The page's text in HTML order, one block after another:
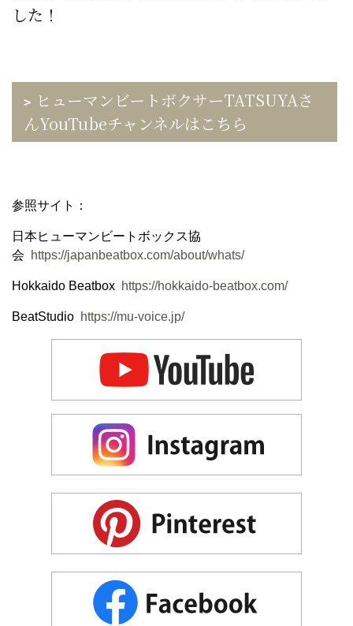
した！
ヒューマンビートボクサーTATSUYAさ
んYouTubeチャンネルはこちら
参照サイト：
日本ヒューマンビートボックス協
会
https://japanbeatbox.com/about/whats/
Hokkaido Beatbox https://hokkaido-beatbox.com/
BeatStudio https://mu-voice.jp/